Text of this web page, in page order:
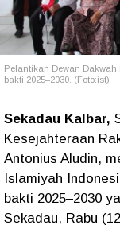
Pelantikan Dewan
bakti 2025–2030. (Foto:ist)
Sekadau Kalbar,
Kesejahteraan
Antonius Aludin,
Islamiyah
bakti 2025–2030
Sekadau, Rabu